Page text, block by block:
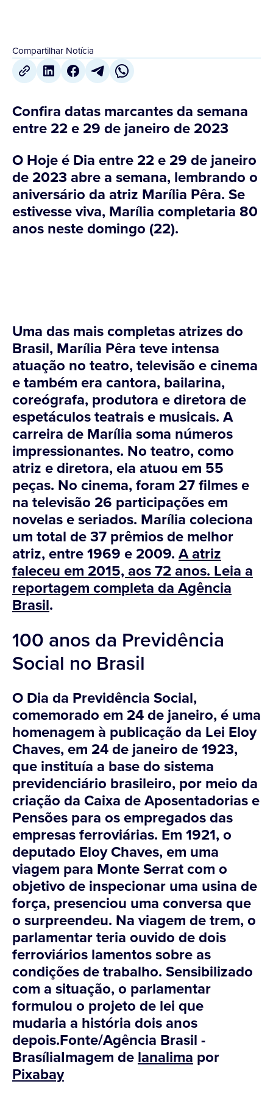
Compartilhar Notícia
Confira datas marcantes da semana
entre 22 e 29 de janeiro de 2023
O Hoje é Dia entre 22 e 29 de janeiro
de 2023 abre a semana, lembrando o
aniversário da atriz Marília Pêra. Se
estivesse viva, Marília completaria 80
anos neste domingo (22).
Uma das mais completas atrizes do
Brasil, Marília Pêra teve intensa
atuação no teatro, televisão e cinema
e também era cantora, bailarina,
coreógrafa, produtora e diretora de
espetáculos teatrais e musicais. A
carreira de Marília soma números
impressionantes. No teatro, como
atriz e diretora, ela atuou em 55
peças. No cinema, foram 27 filmes e
na televisão 26 participações em
novelas e seriados. Marília coleciona
um total de 37 prêmios de melhor
atriz, entre 1969 e 2009.A atriz
faleceu em 2015, aos 72 anos. Leia a
reportagem completa daAgência
Brasil.
100 anos da Previdência
Social no Brasil
O Dia da Previdência Social,
comemorado em 24 de janeiro, é uma
homenagem à publicação da Lei Eloy
Chaves, em 24 de janeiro de 1923,
que instituía a base do sistema
previdenciário brasileiro, por meio da
criação da Caixa de Aposentadorias e
Pensões para os empregados das
empresas ferroviárias. Em 1921, o
deputado Eloy Chaves, em uma
viagem para Monte Serrat com o
objetivo de inspecionar uma usina de
força, presenciou uma conversa que
o surpreendeu. Na viagem de trem, o
parlamentar teria ouvido de dois
ferroviários lamentos sobre as
condições de trabalho. Sensibilizado
com a situação, o parlamentar
formulou o projeto de lei que
mudaria a história dois anos
depois.Fonte/Agência Brasil -
BrasíliaImagem delanalima por
Pixabay